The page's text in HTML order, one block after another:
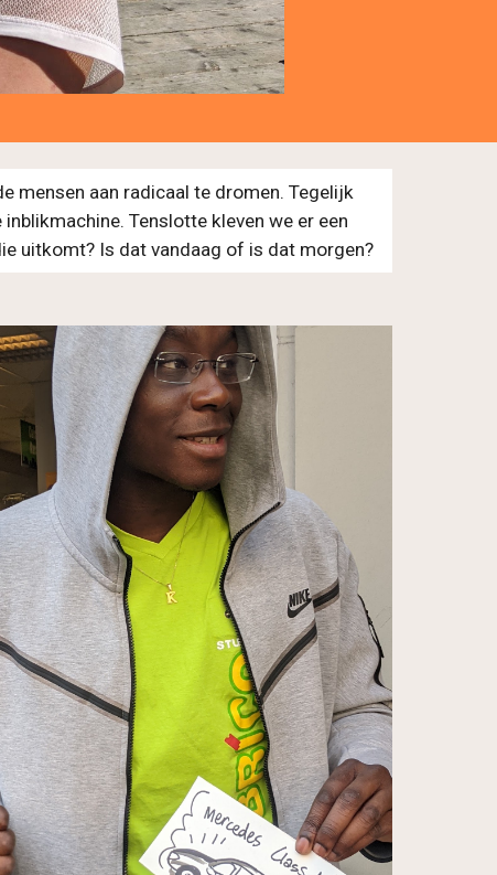
mensen aan radicaal te dromen. Tegelijk
Tenslotte kleven we er een
uitkomt? Is dat vandaag of is dat morgen?